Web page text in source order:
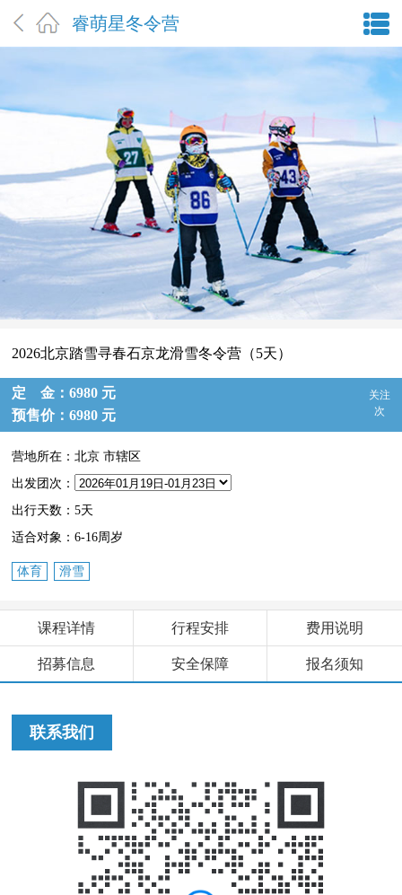
睿萌星冬令营
2026北京踏雪寻春石京龙滑雪冬令营（5天）
定 金：6980 元
预售价：6980 元
关注
次
营地所在：北京 市辖区
出发团次：
出行天数：5天
适合对象：6-16周岁
体育 滑雪
课程详情 行程安排 费用说明
招募信息 安全保障 报名须知
联系我们